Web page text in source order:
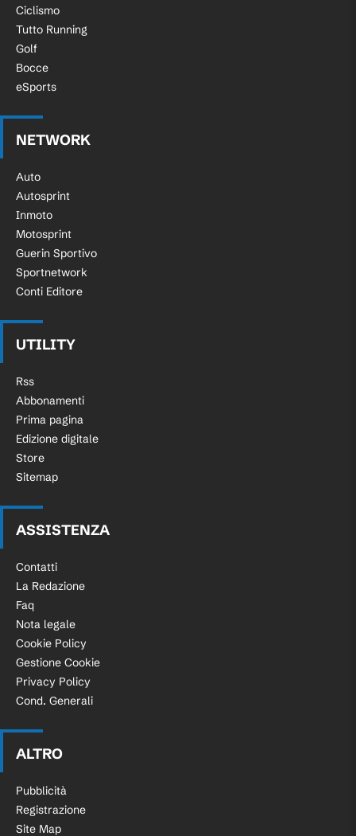
Ciclismo
Tutto Running
Golf
Bocce
eSports
NETWORK
Auto
Autosprint
Inmoto
Motosprint
Guerin Sportivo
Sportnetwork
Conti Editore
UTILITY
Rss
Abbonamenti
Prima pagina
Edizione digitale
Store
Sitemap
ASSISTENZA
Contatti
La Redazione
Faq
Nota legale
Cookie Policy
Gestione Cookie
Privacy Policy
Cond. Generali
ALTRO
Pubblicità
Registrazione
Site Map